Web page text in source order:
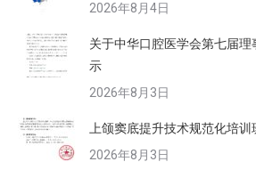
2026年8月4日
关于中华口腔医学会第七届
示
2026年8月3日
上颌窦底提升技术规范化培
2026年8月3日